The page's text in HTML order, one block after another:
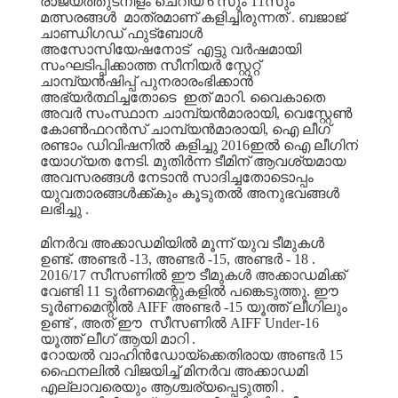
മത്സരങ്ങൾ മാത്രമാണ് കളിച്ചിരുന്നത്. ബജാജ്
ചാണ്ഡിഗഡ് ഫുട്ബോൾ
അസോസിയേഷനോട് എട്ടു വർഷമായി
സംഘടിപ്പിക്കാത്ത സീനിയർ സ്റ്റേറ്റ്
ചാമ്പ്യൻഷിപ്പ് പുനരാരംഭിക്കാൻ
അഭ്യർത്ഥിച്ചതോടെ ഇത് മാറി. വൈകാതെ
അവർ സംസ്ഥാന ചാമ്പ്യൻമാരായി, വെസ്റ്റേൺ
കോൺഫറൻസ് ചാമ്പ്യൻമാരായി, ഐ ലീഗ്
രണ്ടാം ഡിവിഷനിൽ കളിച്ചു 2016ഇൽ ഐ ലീഗിന്
യോഗ്യത നേടി. മുതിർന്ന ടീമിന് ആവശ്യമായ
അവസരങ്ങൾ നേടാൻ സാദിച്ചതോടൊപ്പം
യുവതാരങ്ങൾക്ക്കും കൂടുതൽ അനുഭവങ്ങൾ
ലഭിച്ചു .
മിനർവ അക്കാഡമിയിൽ മൂന്ന് യുവ ടീമുകൾ
ഉണ്ട്. അണ്ടർ-13, അണ്ടർ-15, അണ്ടർ- 18 .
2016/17 സീസണിൽ ഈ ടീമുകൾ അക്കാഡമിക്ക്
വേണ്ടി11 ടൂർണമെന്റുകളിൽ പങ്കെടുത്തു. ഈ
ടൂർണമെന്റിൽ AIFF അണ്ടർ-15 യൂത്ത് ലീഗിലും
ഉണ്ട്, അത് ഈ സീസണിൽ AIFF Under-16
യൂത്ത് ലീഗ് ആയി മാറി.
റോയൽ വാഹിൻഡോയ്ക്കെതിരായ അണ്ടർ15
ഫൈനലിൽ വിജയിച്ച് മിനർവ അക്കാഡമി
എല്ലാവരെയും ആശ്ചര്യപ്പെടുത്തി.